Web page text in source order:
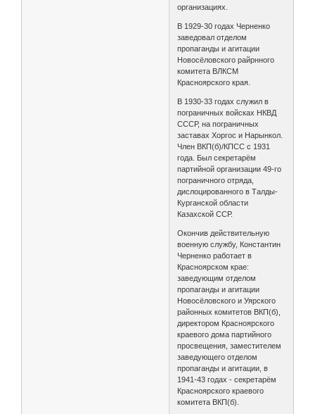
организациях.
В 1929-30 годах Черненко
заведовал отделом
пропаганды и агитации
Новосёловского райрнного
комитета ВЛКСМ
Красноярского края.
В 1930-33 годах служил в
пограничных войсках НКВД
СССР, на пограничных
заставах Хоргос и Нарынкол.
Член ВКП(б)/КПСС с 1931
года. Был секретарём
партийной организации 49-го
пограничного отряда,
дислоцированного в Талды-
Курганской области
Казахской ССР.
Окончив действительную
военную службу, Константин
Черненко работает в
Красноярском крае:
заведующим отделом
пропаганды и агитации
Новосёловского и Уярского
районных комитетов ВКП(б),
директором Красноярского
краевого дома партийного
просвещения, заместителем
заведующего отделом
пропаганды и агитации, в
1941-43 годах - секретарём
Красноярского краевого
комитета ВКП(б).